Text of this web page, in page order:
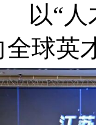
以“
全球英